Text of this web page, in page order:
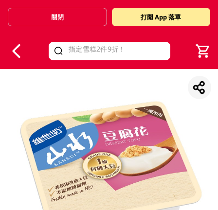
Valid Until 30 June 2026
關閉 打開 App 落單